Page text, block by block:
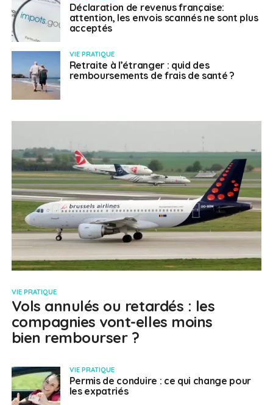
Déclaration de revenus française:
attention, les envois scannés ne sont plus
acceptés
VIE PRATIQUE
Retraite à l’étranger : quid des
remboursements de frais de santé ?
VIE PRATIQUE
Vols annulés ou retardés : les
compagnies vont-elles moins
bien rembourser ?
VIE PRATIQUE
Permis de conduire : ce qui change pour
les expatriés